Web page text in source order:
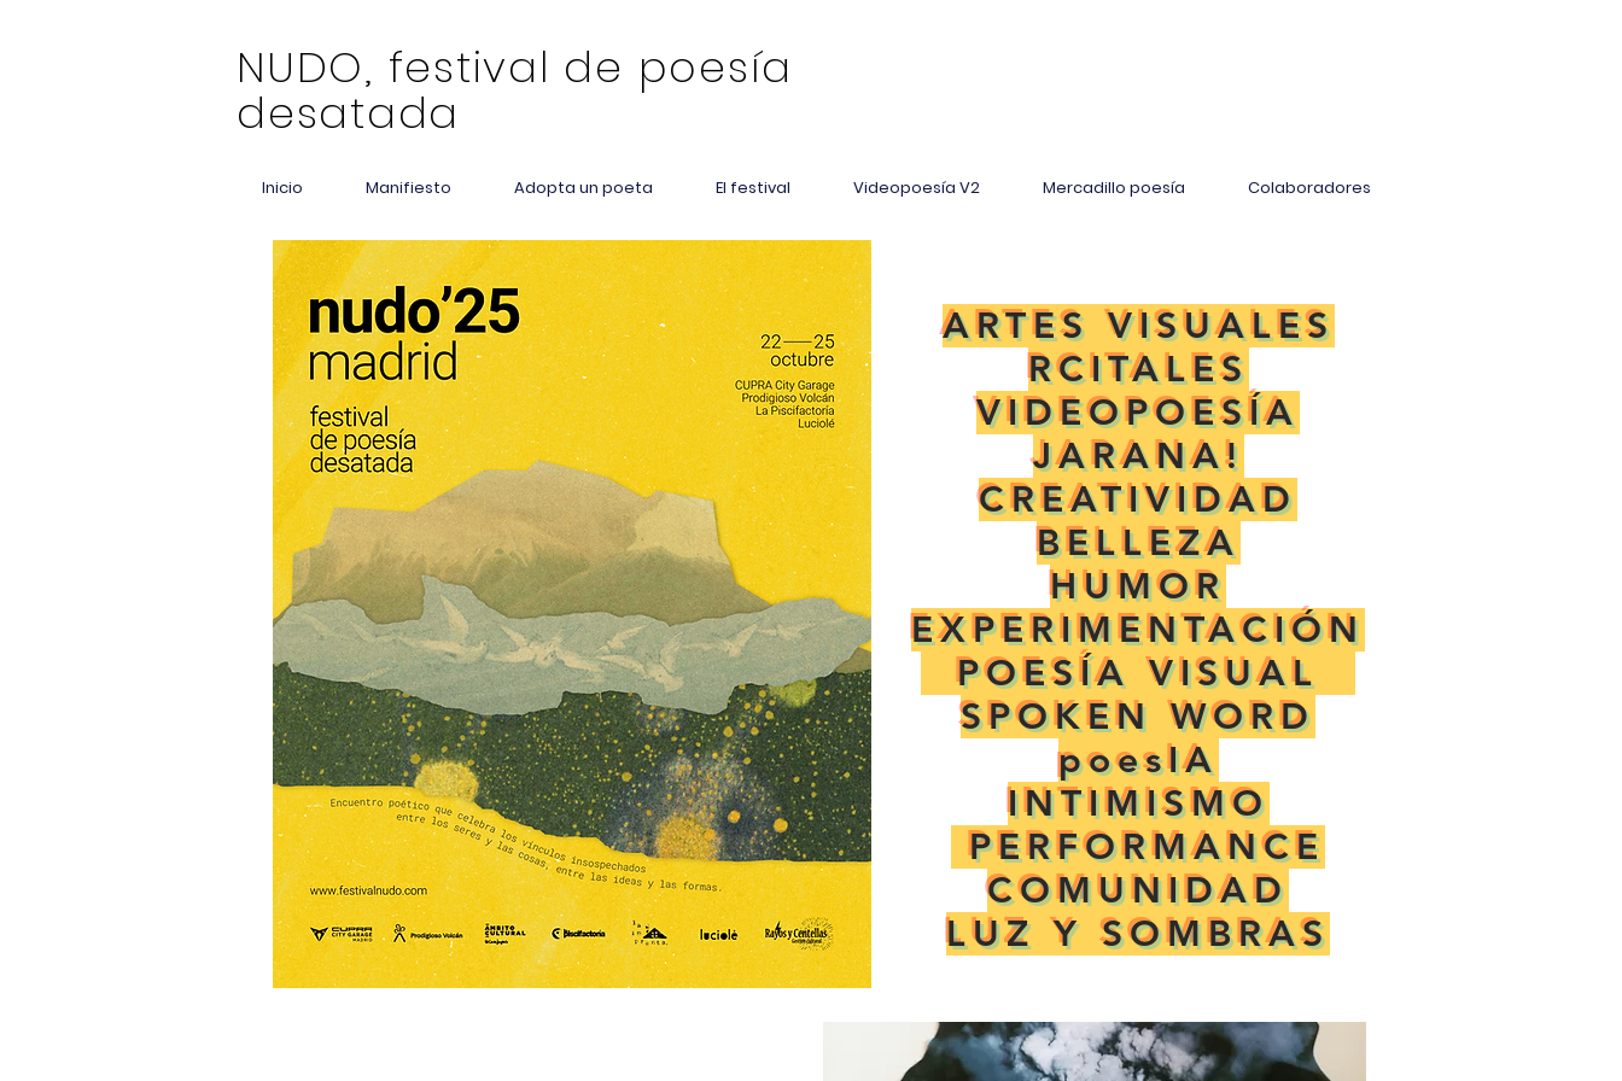
NUDO, festival de poesía
desatada
Inicio Manifiesto Adopta un poeta El festival Videopoesía V2 Mercadillo poesía Colaboradores
ARTES VISUALES
RCITALES
VIDEOPOESÍA
JARANA!
CREATIVIDAD
BELLEZA
HUMOR
EXPERIMENTACIÓN
POESÍA VISUAL
SPOKEN WORD
poesIA
INTIMISMO
PERFORMANCE
COMUNIDAD
LUZ Y SOMBRAS